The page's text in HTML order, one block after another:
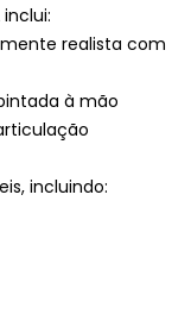
realista com
à mão
incluindo: